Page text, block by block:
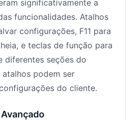
significativamente a
funcionalidades. Atalhos
configurações, F11 para
e teclas de função para
diferentes seções do
podem ser
do cliente.